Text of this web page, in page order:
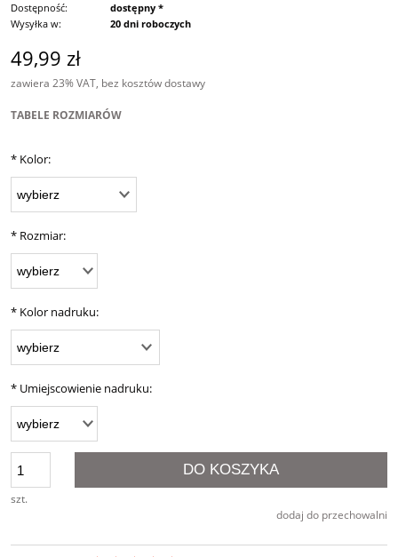
Dostępność:
dostępny *
Wysyłka w:
20 dni roboczych
49,99 zł
zawiera 23% VAT, bez kosztów dostawy
TABELE ROZMIARÓW
* Kolor:
* Rozmiar:
* Kolor nadruku:
* Umiejscowienie nadruku:
szt.
DO KOSZYKA
dodaj do przechowalni